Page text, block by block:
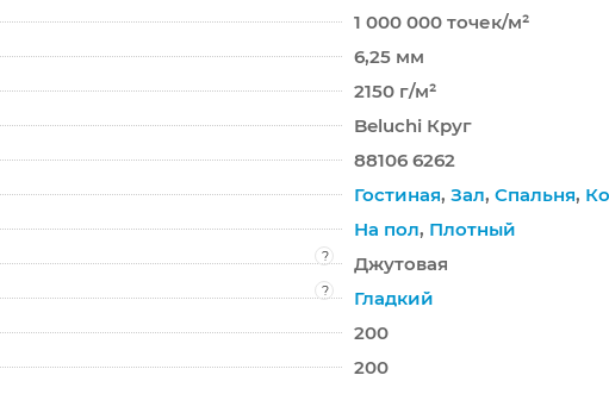
1 000 000 точек/м²
6,25 мм
2150 г/м²
Beluchi Круг
88106 6262
Гостиная, Зал, Спальня,
На пол, Плотный
?
Джутовая
?
Гладкий
200
200